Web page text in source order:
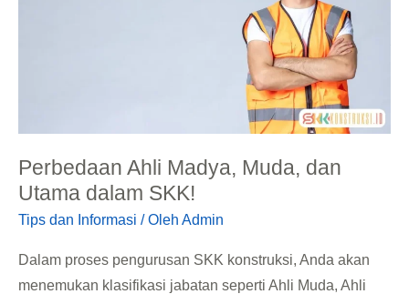
Perbedaan Ahli Madya, Muda, dan
Utama dalam SKK!
Tips dan Informasi / Oleh Admin
Dalam proses pengurusan SKK konstruksi, Anda akan
menemukan klasifikasi jabatan seperti Ahli Muda, Ahli